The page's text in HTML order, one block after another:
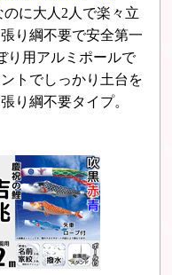
のに大人2人で楽々立
り綱不要で安全第一
り用アルミポールで
トでしっかり土台を
り綱不要タイプ。